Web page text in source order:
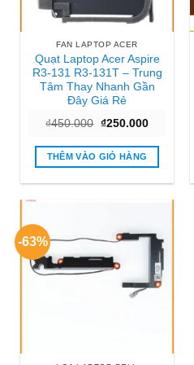
FAN LAPTOP ACER
Quạt Laptop Acer Aspire
R3-131 R3-131T – Trung
Tâm Thay Nhanh Gần
Đây Giá Rẻ
₫450.000 Giá
là:
₫450.000.
₫250.000Giá
tại
₫250.000.
THÊM VÀO GIỎ HÀNG
-63%